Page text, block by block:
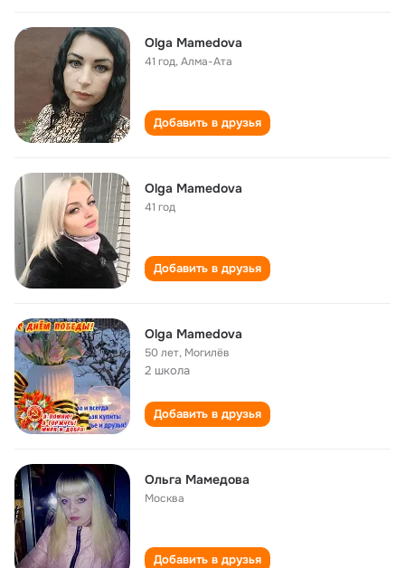
Olga Mamedova
41 год,Алма-Ата
Добавить в друзья
Olga Mamedova
41 год
Добавить в друзья
Olga Mamedova
50 лет, Могилёв
2 школа
Добавить в друзья
Ольга Мамедова
Москва
Добавить в друзья